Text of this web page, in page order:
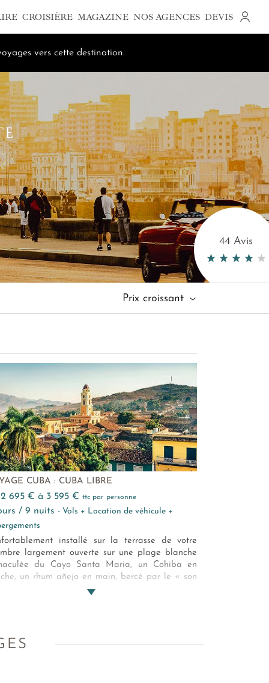
CROISIÈRE MAGAZINE NOS AGENCES DEVIS
vers cette destination.
44 Avis
Prix croissant
CUBA : CUBA LIBRE
2 695 € à 3 595 €ttc par personne
jours / 9 nuits- Vols + Location de véhicule +
installé sur la terrasse de votre
largement ouverte sur une plage blanche
du Cayo Santa Maria, un Cohiba en
un rhum añejo en main, bercé par le « son
Compay Segundo vous revivez mentalement